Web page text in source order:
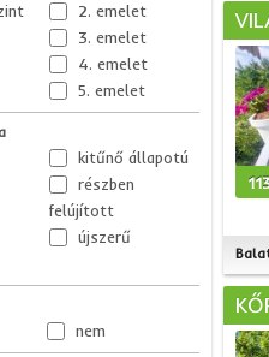
2. emelet
3. emelet
4. emelet
5. emelet
kitűnő állapotú
felújított
újszerű
nem